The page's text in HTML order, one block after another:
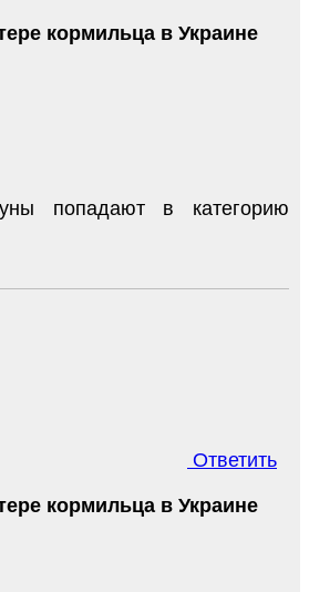
кормильца в Украине
попадают в категорию
Ответить
кормильца в Украине